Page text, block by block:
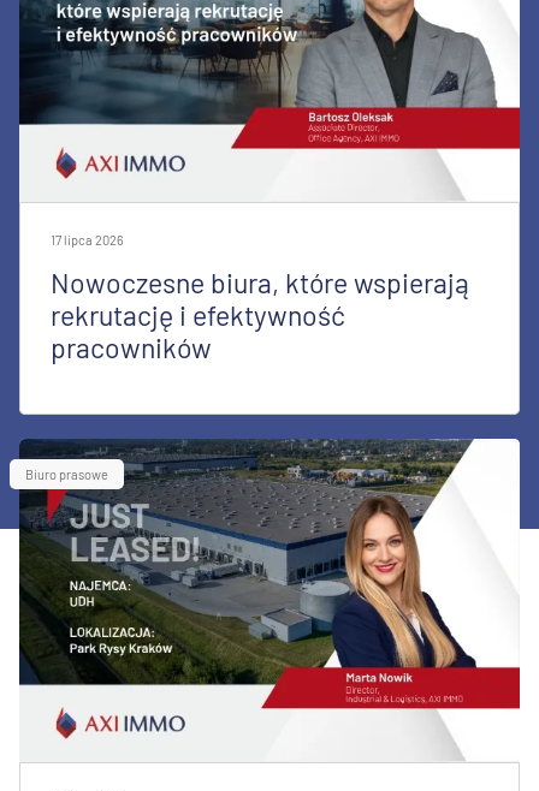
17 lipca 2026
Nowoczesne biura, które wspierają
rekrutację i efektywność
pracowników
Biuro prasowe